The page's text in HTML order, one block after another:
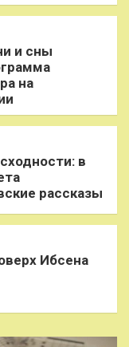
и сны
на
в
рассказы
Ибсена